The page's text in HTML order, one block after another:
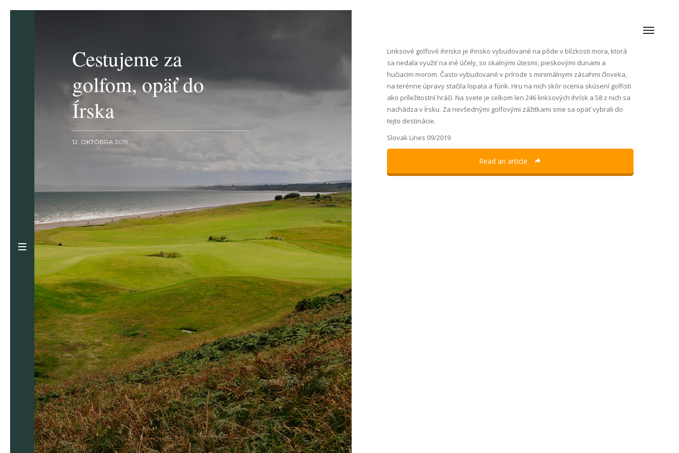
Cestujeme za
golfom, opäť do
Írska
12. OKTÓBRA 2019
Linksové golfové ihrisko je ihrisko vybudované na pôde v blízkosti mora, ktorá
sa nedala využiť na iné účely, so skalnými útesmi, pieskovými dunami a
hučiacim morom. Často vybudované v prírode s minimálnymi zásahmi človeka,
na terénne úpravy stačila lopata a fúrik. Hru na nich skôr ocenia skúsení golfisti
ako príležitostní hráči. Na svete je celkom len 246 linksových ihrísk a 58 z nich sa
nachádza v Írsku. Za nevšednými golfovými zážitkami sme sa opäť vybrali do
tejto destinácie.
Slovak Lines 09/2019
Read an article